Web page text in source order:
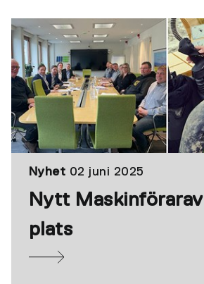
Nyhet 02 juni 2025
Nytt
plats